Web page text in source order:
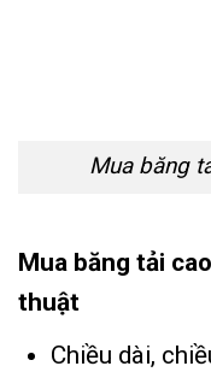
Mua băng
Mua băng tải
thuật
Chiều dài,